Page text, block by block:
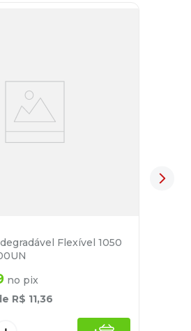
Flexível 1050
no pix
R$ 11,36